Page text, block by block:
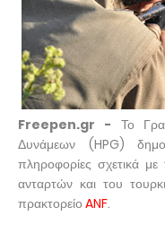
Freepen.gr - Το
Δυνάμεων (HPG)
πληροφορίες σχετικά με
ανταρτών και του
πρακτορείο ANF.